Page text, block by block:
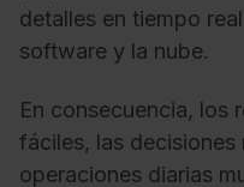
detalles en tiempo
software y la nube.
En consecuencia, los
fáciles, las decisiones
operaciones diarias